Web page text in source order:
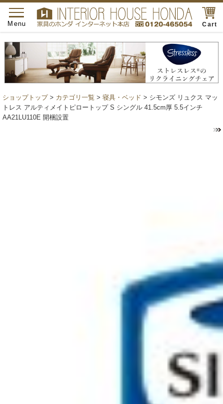
Cart
toggle
navigation
Menu
ショップトップ> カテゴリ一覧 > 寝具・ベッド > シモンズ リュクス マッ
トレス アルティメイトピロートップ S シングル 41.5cm厚 5.5インチ
AA21LU110E 開梱設置